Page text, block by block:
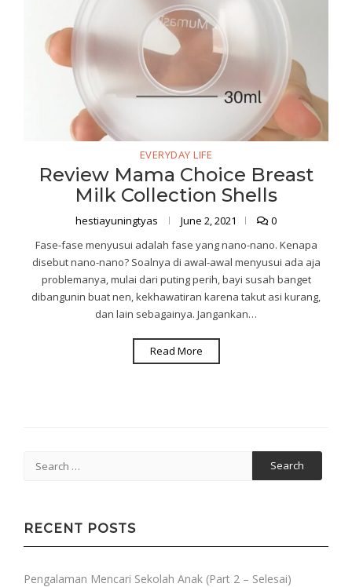
EVERYDAY LIFE
Review Mama Choice Breast
Milk Collection Shells
hestiayuningtyas June 2, 2021
0
Fase-fase menyusui adalah fase yang nano-nano. Kenapa
disebut nano-nano? Soalnya di awal-awal menyusui ada aja
problemanya, mulai dari puting perih, bayi susah banget
dibangunin buat nen, kekhawatiran karena takut asi kurang,
dan lain sebagainya. Jangankan…
Read More
for:
RECENT POSTS
Pengalaman Mencari Sekolah Anak (Part 2 – Selesai)